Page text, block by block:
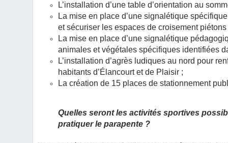
L’installation d’une table d’orientation au
La mise en place d’une signalétique
et sécuriser les espaces de croisement piétons
La mise en place d’une signalétique
animales et végétales spécifiques identifiées
L’installation d’agrès ludiques au nord pour
habitants d’Élancourt et de Plaisir ;
La création de 15 places de stationnement
Quelles seront les activités sportives
pratiquer le parapente ?